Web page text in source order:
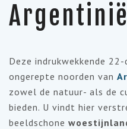
Deze indrukwekkende
ongerepte noorden van
zowel de natuur- als de
bieden. U vindt hier
beeldschone